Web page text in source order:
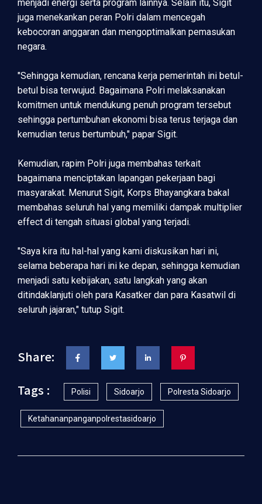
menjadi energi serta program lainnya. Selain itu, Sigit
juga menekankan peran Polri dalam mencegah
kebocoran anggaran dan mengoptimalkan pemasukan
negara.
"Sehingga kemudian, rencana kerja pemerintah ini betul-
betul bisa terwujud. Bagaimana Polri melaksanakan
komitmen untuk mendukung penuh program tersebut
sehingga pertumbuhan ekonomi bisa terus terjaga dan
kemudian terus bertumbuh," papar Sigit.
Kemudian, rapim Polri juga membahas terkait
bagaimana menciptakan lapangan pekerjaan bagi
masyarakat. Menurut Sigit, Korps Bhayangkara bakal
membahas seluruh hal yang memiliki dampak multiplier
effect di tengah situasi global yang terjadi.
"Saya kira itu hal-hal yang kami diskusikan hari ini,
selama beberapa hari ini ke depan, sehingga kemudian
menjadi satu kebijakan, satu langkah yang akan
ditindaklanjuti oleh para Kasatker dan para Kasatwil di
seluruh jajaran," tutup Sigit.
Share:
Tags :
Polisi Sidoarjo Polresta Sidoarjo
Ketahananpanganpolrestasidoarjo